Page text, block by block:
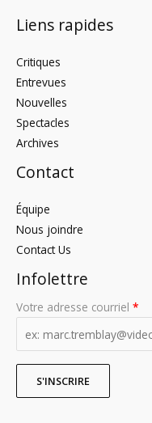
Liens rapides
Critiques
Entrevues
Nouvelles
Spectacles
Archives
Contact
Équipe
Nous joindre
Contact Us
Infolettre
Votre adresse courriel *